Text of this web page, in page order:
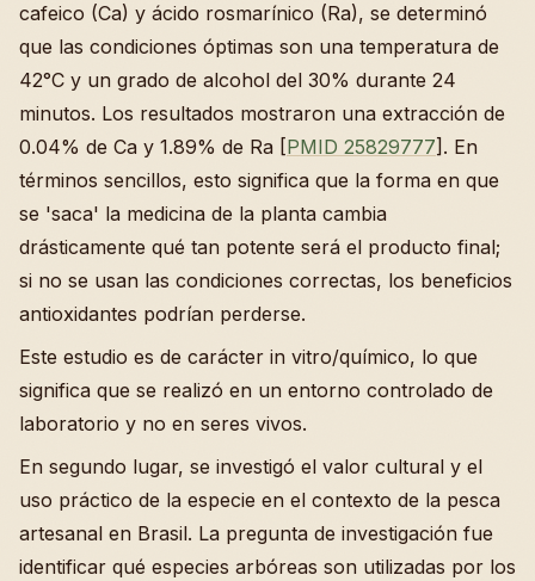
cafeico (Ca) y ácido rosmarínico (Ra), se determinó
que las condiciones óptimas son una temperatura de
42°C y un grado de alcohol del 30% durante 24
minutos. Los resultados mostraron una extracción de
0.04% de Ca y 1.89% de Ra [PMID 25829777]. En
términos sencillos, esto significa que la forma en que
se 'saca' la medicina de la planta cambia
drásticamente qué tan potente será el producto final;
si no se usan las condiciones correctas, los beneficios
antioxidantes podrían perderse.
Este estudio es de carácter in vitro/químico, lo que
significa que se realizó en un entorno controlado de
laboratorio y no en seres vivos.
En segundo lugar, se investigó el valor cultural y el
uso práctico de la especie en el contexto de la pesca
artesanal en Brasil. La pregunta de investigación fue
identificar qué especies arbóreas son utilizadas por los